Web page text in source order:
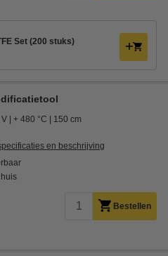
Set (200 stuks)
+ 480 °C 150 cm
en beschrijving
Bestellen